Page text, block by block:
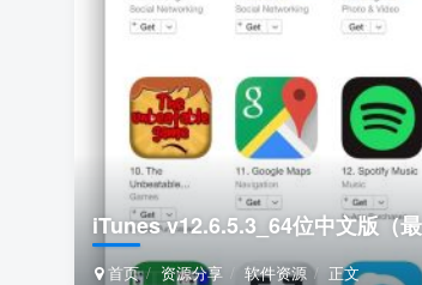
iTunes v12.6.5.3_64位中文版（
首页 资源分享 软件资源 正文